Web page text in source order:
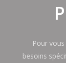
Pour
besoins